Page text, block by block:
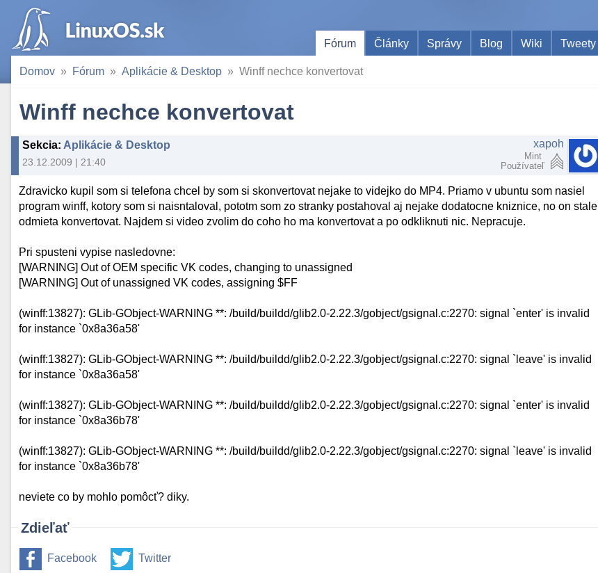
Fórum
Články Správy Blog Wiki Tweety
Domov Fórum Aplikácie & Desktop Winff nechce konvertovat
Winff nechce konvertovat
Sekcia: Aplikácie & Desktop
23.12.2009 | 21:40
xapoh
Mint
Používateľ
Zdravicko kupil som si telefona chcel by som si skonvertovat nejake to videjko do MP4. Priamo v ubuntu som nasiel
program winff, kotory som si naisntaloval, pototm som zo stranky postahoval aj nejake dodatocne kniznice, no on stale
odmieta konvertovat. Najdem si video zvolim do coho ho ma konvertovat a po odkliknuti nic. Nepracuje.
Pri spusteni vypise nasledovne:
[WARNING] Out of OEM specific VK codes, changing to unassigned
[WARNING] Out of unassigned VK codes, assigning $FF
(winff:13827): GLib-GObject-WARNING **: /build/buildd/glib2.0-2.22.3/gobject/gsignal.c:2270: signal `enter' is invalid
for instance `0x8a36a58'
(winff:13827): GLib-GObject-WARNING **: /build/buildd/glib2.0-2.22.3/gobject/gsignal.c:2270: signal `leave' is invalid
for instance `0x8a36a58'
(winff:13827): GLib-GObject-WARNING **: /build/buildd/glib2.0-2.22.3/gobject/gsignal.c:2270: signal `enter' is invalid
for instance `0x8a36b78'
(winff:13827): GLib-GObject-WARNING **: /build/buildd/glib2.0-2.22.3/gobject/gsignal.c:2270: signal `leave' is invalid
for instance `0x8a36b78'
neviete co by mohlo pomôcť? diky.
Zdieľať
Facebook Twitter